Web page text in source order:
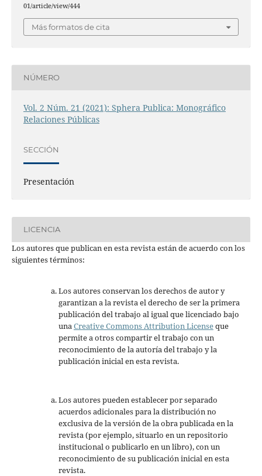
01/article/view/444
Más formatos de cita
NÚMERO
Vol. 2 Núm. 21 (2021): Sphera Publica: Monográfico
Relaciones Públicas
SECCIÓN
Presentación
LICENCIA
Los autores que publican en esta revista están de acuerdo con los
siguientes términos:
Los autores conservan los derechos de autor y
garantizan a la revista el derecho de ser la primera
publicación del trabajo al igual que licenciado bajo
unaCreative Commons Attribution Licenseque
permite a otros compartir el trabajo con un
reconocimiento de la autoría del trabajo y la
publicación inicial en esta revista.
Los autores pueden establecer por separado
acuerdos adicionales para la distribución no
exclusiva de la versión de la obra publicada en la
revista (por ejemplo, situarlo en un repositorio
institucional o publicarlo en un libro), con un
reconocimiento de su publicación inicial en esta
revista.